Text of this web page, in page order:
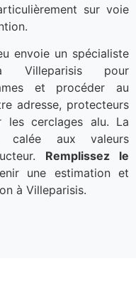
sur voie
envoie un spécialiste
Villeparisis pour
et procéder au
adresse, protecteurs
les cerclages alu. La
aux valeurs
Remplissez le
une estimation et
à Villeparisis.